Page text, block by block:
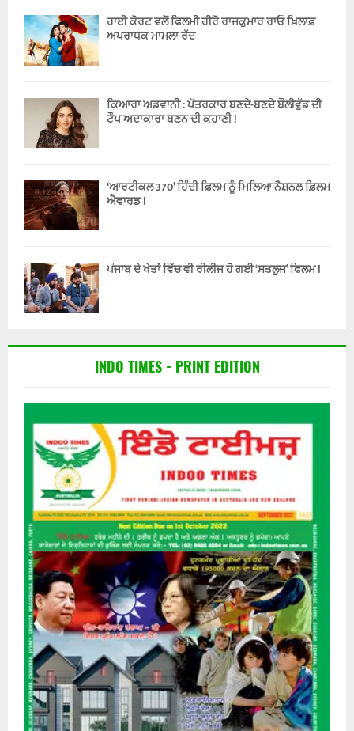
ਹਾਈ ਕੋਰਟ ਵਲੋਂ ਫਿਲਮੀ ਹੀਰੋ ਰਾਜਕੁਮਾਰ ਰਾਓ ਖ਼ਿਲਾਫ਼
ਅਪਰਾਧਕ ਮਾਮਲਾ ਰੱਦ
ਕਿਆਰਾ ਅਡਵਾਨੀ : ਪੱਤਰਕਾਰ ਬਣਦੇ-ਬਣਦੇ ਬੌਲੀਵੁੱਡ ਦੀ
ਟੌਪ ਅਦਾਕਾਰਾ ਬਣਨ ਦੀ ਕਹਾਣੀ !
‘ਆਰਟੀਕਲ 370’ ਹਿੰਦੀ ਫ਼ਿਲਮ ਨੂੰ ਮਿਲਿਆ ਨੈਸ਼ਨਲ ਫ਼ਿਲਮ
ਐਵਾਰਡ !
ਪੰਜਾਬ ਦੇ ਖੇਤਾਂ ਵਿੱਚ ਵੀ ਰੀਲੀਜ ਹੋ ਗਈ ‘ਸਤਲੁਜ’ ਫਿਲਮ !
INDO TIMES - PRINT EDITION